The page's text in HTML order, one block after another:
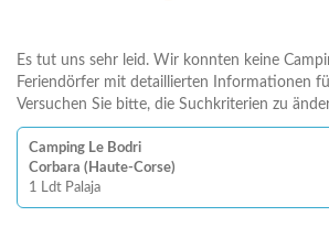
Es tut uns sehr leid. Wir konnten keine
Feriendörfer mit detaillierten Informationen
Versuchen Sie bitte, die Suchkriterien zu
Camping Le Bodri
Corbara (Haute-Corse)
1 Ldt Palaja